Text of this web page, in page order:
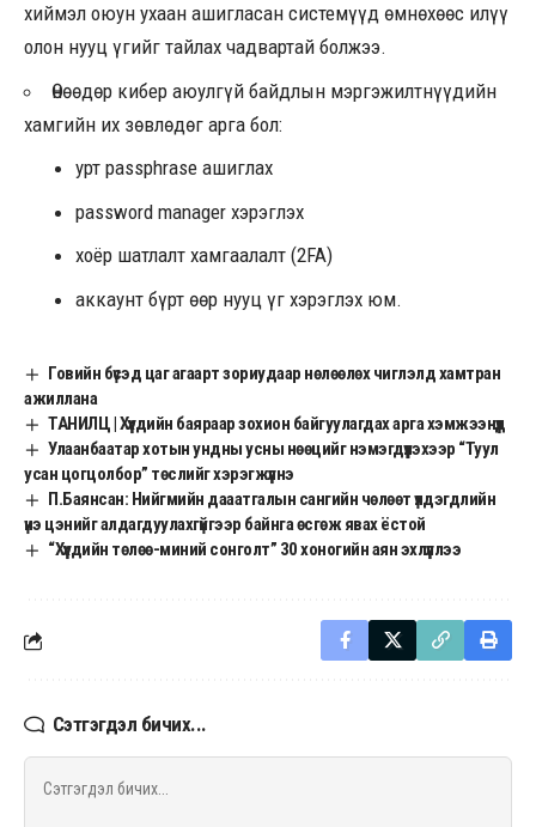
хиймэл оюун ухаан ашигласан системүүд өмнөхөөс илүү
олон нууц үгийг тайлах чадвартай болжээ.
Өнөөдөр кибер аюулгүй байдлын мэргэжилтнүүдийн
хамгийн их зөвлөдөг арга бол:
урт passphrase ашиглах
password manager хэрэглэх
хоёр шатлалт хамгаалалт (2FA)
аккаунт бүрт өөр нууц үг хэрэглэх юм.
Говийн бүсэд цаг агаарт зориудаар нөлөөлөх чиглэлд хамтран
ажиллана
ТАНИЛЦ | Хүүхдийн баяраар зохион байгуулагдах арга хэмжээнүүд
Улаанбаатар хотын ундны усны нөөцийг нэмэгдүүлэхээр “Туул
усан цогцолбор” төслийг хэрэгжүүлнэ
П.Баянсан: Нийгмийн дааатгалын сангийн чөлөөт үлдэгдлийн
үнэ цэнийг алдагдуулахгүйгээр байнга өсгөж явах ёстой
“Хүүхдийн төлөө-миний сонголт” 30 хоногийн аян эхлүүллээ
Сэтгэгдэл бичих...